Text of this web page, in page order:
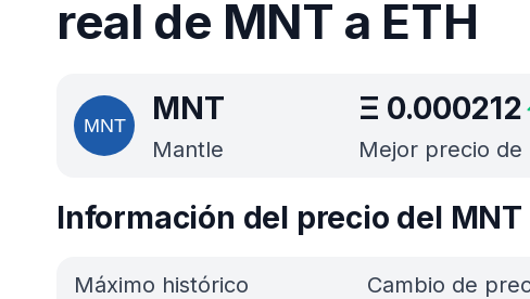
real de MNT a ETH
MNT
Mantle
Ξ 0.000212
Mejor precio de
Información del precio del MNT
Máximo histórico
Cambio de